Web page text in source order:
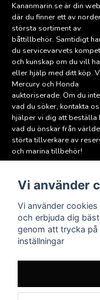
Kananmarin.se är din
där du finner ett av
största sortiment av
båttillbehör. Samtidigt
du servicevarvets
och kunskap om du vill
eller hjälp med ditt köp.
Mercury och Honda
auktoriserade. Om du
vad du söker, kontakta
hjälper vi dig att beställa
vad du önskar från
störta tillverkare av
och marina tillbehör!
Läs mer
Köpvillkor
Hitta till oss
Miljöpolicy
Medlem i Sweboat
Vi använder
Vi använder
och erbjuda dig
genom att trycka på
inställningar